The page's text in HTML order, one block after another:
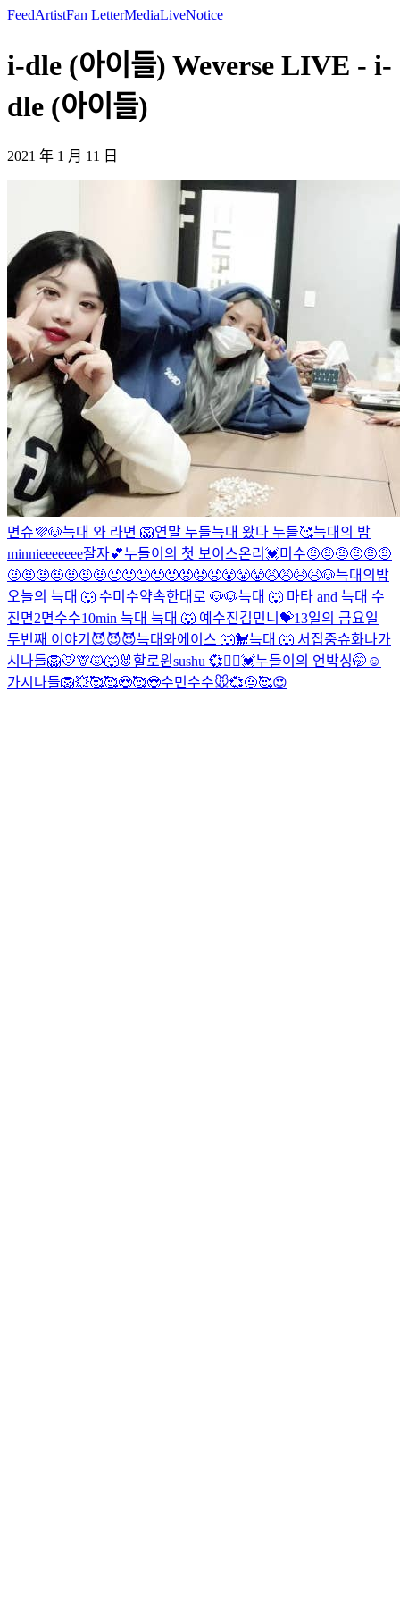
FeedArtistFan LetterMediaLiveNotice
i-dle (아이들) Weverse LIVE - i-
dle (아이들)
2021 年 1 月 11 日
면슈💜🐶늑대 와 라면 🦁연말 누들늑대 왔다 누들🥰늑대의 밤
minnieeeeeee잘자💕누들이의 첫 보이스온리💓미수🤨🤨🤨🤨🤨🤨
🤨🤨🤨🤨🤨🤨🤨😠😠😠😠😠😡😡😡😤😤😤😩😩😫😫🐶늑대의밤
오늘의 늑대 🐺 수미수약속한대로 🐶🐶늑대 🐺 마타 and 늑대 수
진면2면수수10min 늑대 늑대 🐺 예 수진김민니💝13일의 금요일
두번째 이야기😈😈😈늑대와에이스 🐺🐩늑대 🐺 서집중슈화나가
시나들🦁🐭🦒🐱🐺🐰할로윈sushu 💞👯‍♀️💓누들이의 언박싱🤭☺
가시나들🦁💥🥰🥰😍🥰😍수민수수🐭💞🤨🥰😍